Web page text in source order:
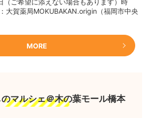
大賀薬局MOKUBAKAN.origin（福岡市中央
MORE
マルシェ＠木の葉モール橋本